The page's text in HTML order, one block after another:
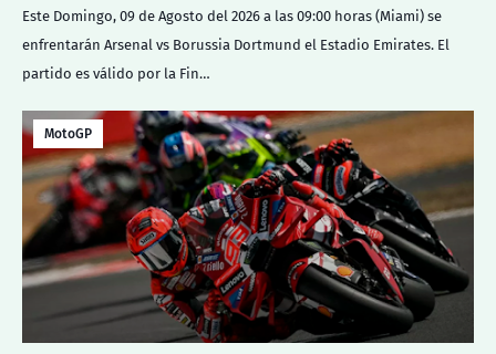
Este Domingo, 09 de Agosto del 2026 a las 09:00 horas (Miami) se
enfrentarán Arsenal vs Borussia Dortmund el Estadio Emirates. El
partido es válido por la Fin…
MotoGP